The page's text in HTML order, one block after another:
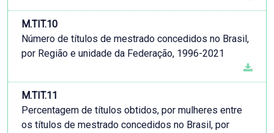
M.TIT.10
Número de títulos de mestrado concedidos no Brasil,
por Região e unidade da Federação, 1996-2021
M.TIT.11
Percentagem de títulos obtidos, por mulheres entre
os títulos de mestrado concedidos no Brasil, por